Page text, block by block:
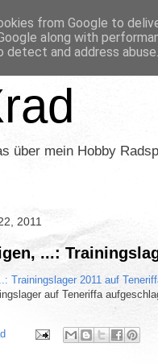
über mein Hobby
2011
...:
Trainingslager 2011 auf
auf Teneriffa
from Google to
along with
and address abuse.